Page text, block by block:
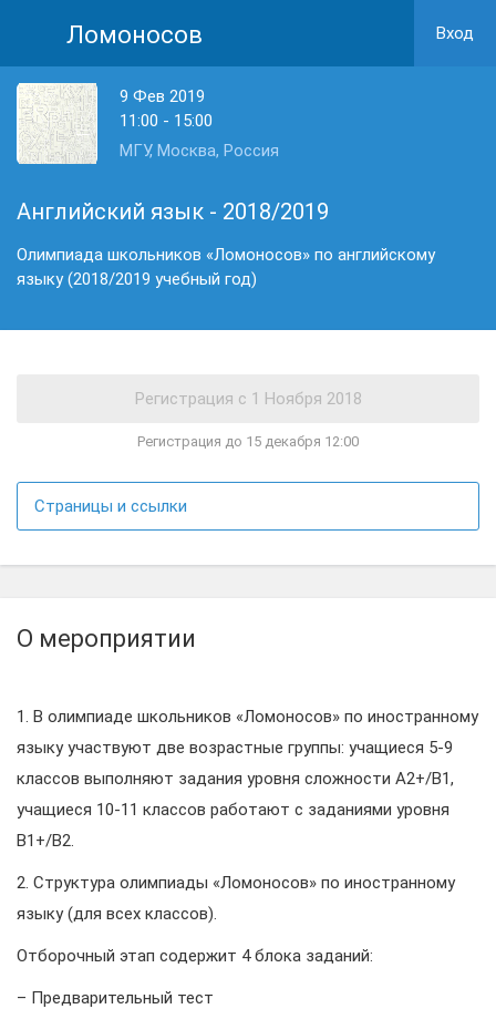
Ломоносов Вход
9 Фев 2019
11:00 - 15:00
МГУ, Москва, Россия
Английский язык - 2018/2019
Олимпиада школьников «Ломоносов» по английскому
языку (2018/2019 учебный год)
Регистрация до 15 декабря 12:00
Страницы и ссылки
О мероприятии
1. В олимпиаде школьников «Ломоносов» по иностранному
языку участвуют две возрастные группы: учащиеся 5-9
классов выполняют задания уровня сложности А2+/В1,
учащиеся 10-11 классов работают с заданиями уровня
В1+/В2.
2. Структура олимпиады «Ломоносов» по иностранному
языку (для всех классов).
Отборочный этап содержит 4 блока заданий:
– Предварительный тест